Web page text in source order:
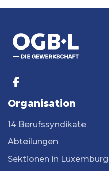
Organisation
14 Berufssyndikate
Abteilungen
Sektionen in Luxemburg